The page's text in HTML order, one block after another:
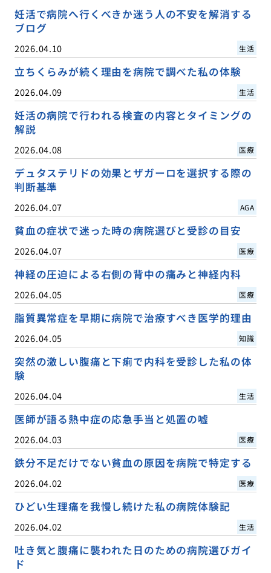
妊活で病院へ行くべきか迷う人の不安を解消する
ブログ
2026.04.10 生活
立ちくらみが続く理由を病院で調べた私の体験
2026.04.09 生活
妊活の病院で行われる検査の内容とタイミングの
解説
2026.04.08 医療
デュタステリドの効果とザガーロを選択する際の
判断基準
2026.04.07 AGA
貧血の症状で迷った時の病院選びと受診の目安
2026.04.07 医療
神経の圧迫による右側の背中の痛みと神経内科
2026.04.05 医療
脂質異常症を早期に病院で治療すべき医学的理由
2026.04.05 知識
突然の激しい腹痛と下痢で内科を受診した私の体
験
2026.04.04 生活
医師が語る熱中症の応急手当と処置の嘘
2026.04.03 医療
鉄分不足だけでない貧血の原因を病院で特定する
2026.04.02 医療
ひどい生理痛を我慢し続けた私の病院体験記
2026.04.02 生活
吐き気と腹痛に襲われた日のための病院選びガイ
ド